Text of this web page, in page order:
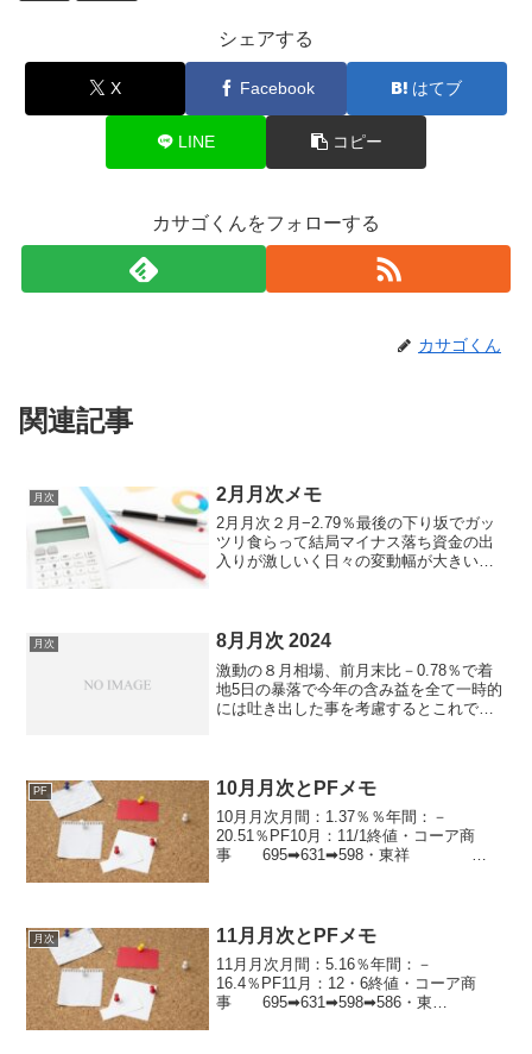
シェアする
X Facebook はてブ
LINE コピー
カサゴくんをフォローする
カサゴくん
関連記事
月次 2月月次メモ
2月月次２月−2.79％最後の下り坂でガッ
ツリ食らって結局マイナス落ち資金の出
入りが激しいく日々の変動幅が大きい上
円 ・ＦＤ...
月次 8月月次 2024
激動の８月相場、前月末比－0.78％で着
地5日の暴落で今年の含み益を全て一時的
には吐き出した事を考慮するとこれで十
菱重工を...
PF 10月月次とPFメモ
10月月次月間：1.37％％年間：－
20.51％PF10月：11/1終値・コーア商
事 695➡631➡598・東祥
月次 11月月次とPFメモ
11月月次月間：5.16％年間：－
16.4％PF11月：12・6終値・コーア商
事 695➡631➡598➡586・東